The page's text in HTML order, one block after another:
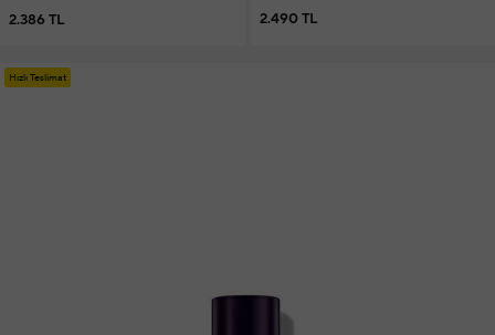
2.386 TL 2.490 TL
Hızlı Teslimat